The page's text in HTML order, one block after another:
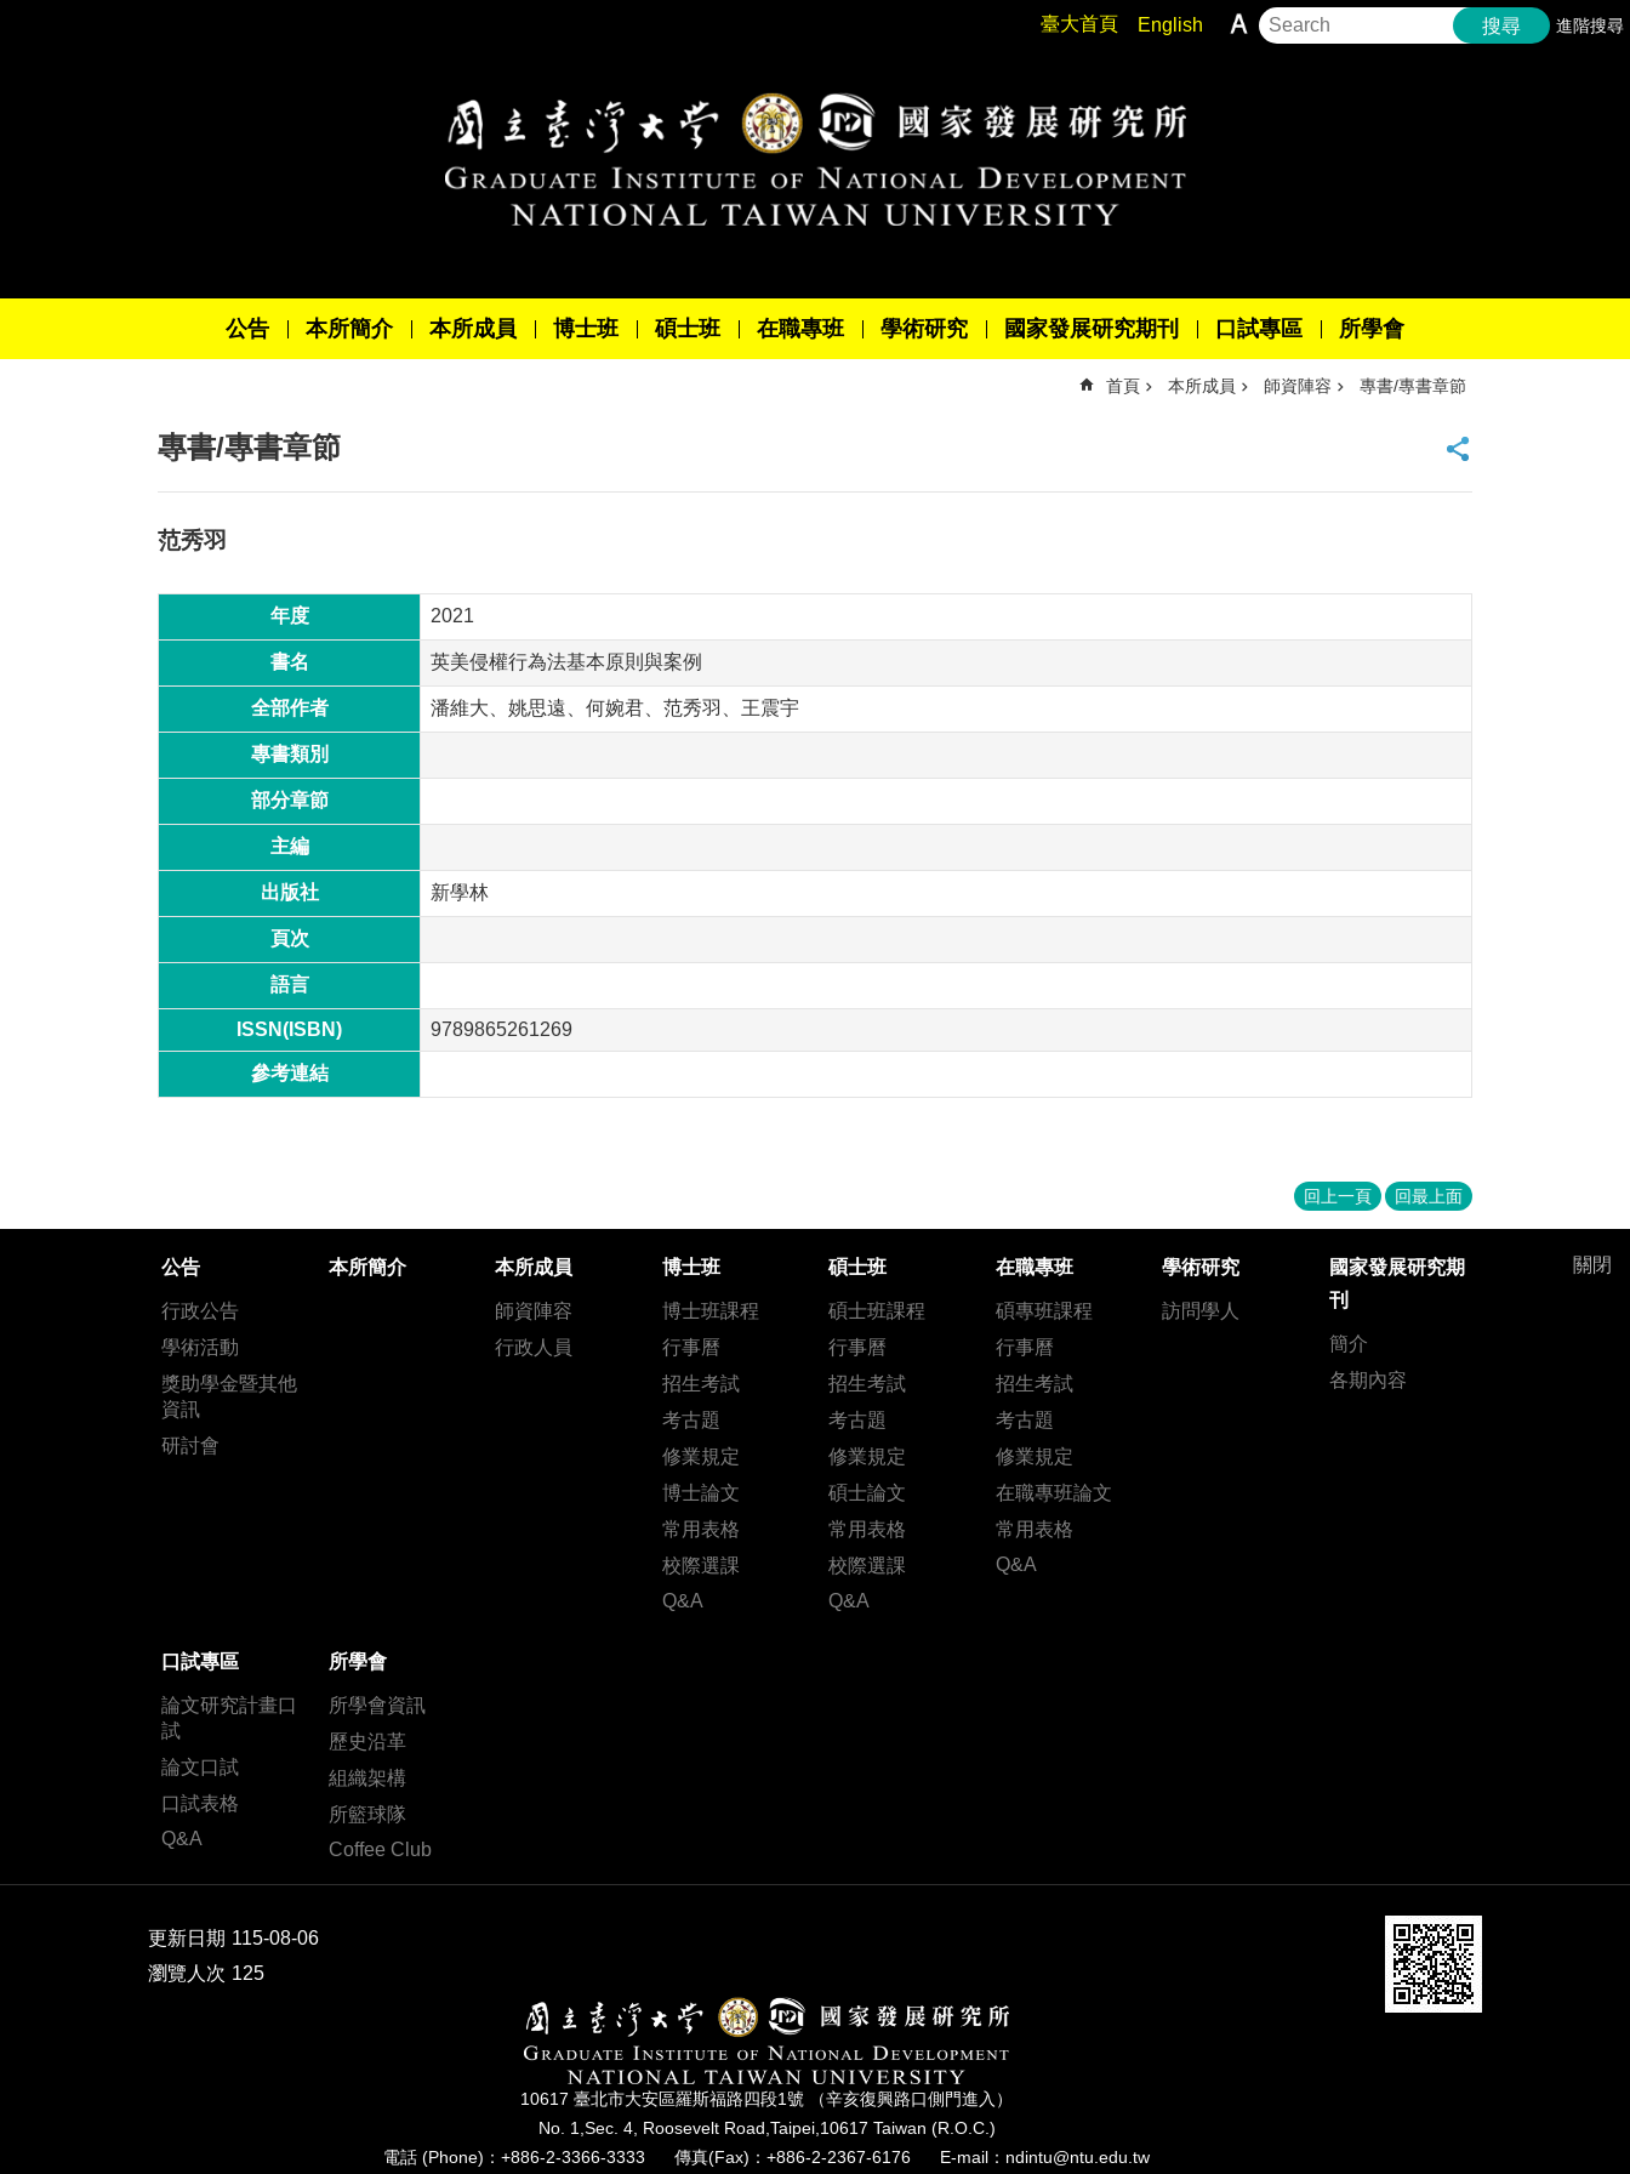
臺大首頁 English 搜尋 進階搜尋
公告 本所簡介 本所成員 博士班 碩士班 在職專班 學術研究 國家發展研究期刊 口試專區 所學會
首頁 本所成員 師資陣容 專書/專書章節
專書/專書章節
范秀羽
年度 2021
書名 英美侵權行為法基本原則與案例
全部作者 潘維大、姚思遠、何婉君、范秀羽、王震宇
專書類別
部分章節
主編
出版社 新學林
頁次
語言
ISSN(ISBN) 9789865261269
參考連結
回上一頁 回最上面
關閉
公告
行政公告
學術活動
獎助學金暨其他
資訊
研討會
本所簡介 本所成員
師資陣容
行政人員
博士班
博士班課程
行事曆
招生考試
考古題
修業規定
博士論文
常用表格
校際選課
Q&A
碩士班
碩士班課程
行事曆
招生考試
考古題
修業規定
碩士論文
常用表格
校際選課
Q&A
在職專班
碩專班課程
行事曆
招生考試
考古題
修業規定
在職專班論文
常用表格
Q&A
學術研究
訪問學人
國家發展研究期
刊
簡介
各期內容
口試專區
論文研究計畫口
試
論文口試
口試表格
Q&A
所學會
所學會資訊
歷史沿革
組織架構
所籃球隊
Coffee Club
更新日期 115-08-06
瀏覽人次 125
10617 臺北市⼤安區羅斯福路四段1號 （辛亥復興路⼝側⾨進入）
No. 1,Sec. 4, Roosevelt Road,Taipei,10617 Taiwan (R.O.C.)
電話 (Phone)：+886-2-3366-3333
傳真(Fax)：+886-2-2367-6176 E-mail：ndintu@ntu.edu.tw